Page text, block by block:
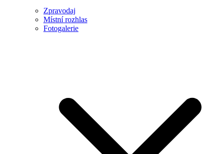
Zpravodaj
Místní rozhlas
Fotogalerie